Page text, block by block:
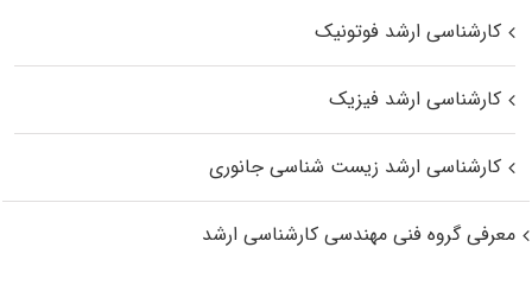
کارشناسی ارشد فوتونیک
کارشناسی ارشد فیزیک
کارشناسی ارشد زیست‌ شناسی جانوری
معرفی گروه فنی مهندسی کارشناسی ارشد